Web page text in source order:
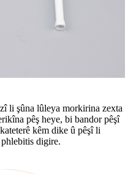
li şûna lûleya morkirina zexta
pêş heye, bi bandor pêşî
kêm dike û pêşî li
digire.